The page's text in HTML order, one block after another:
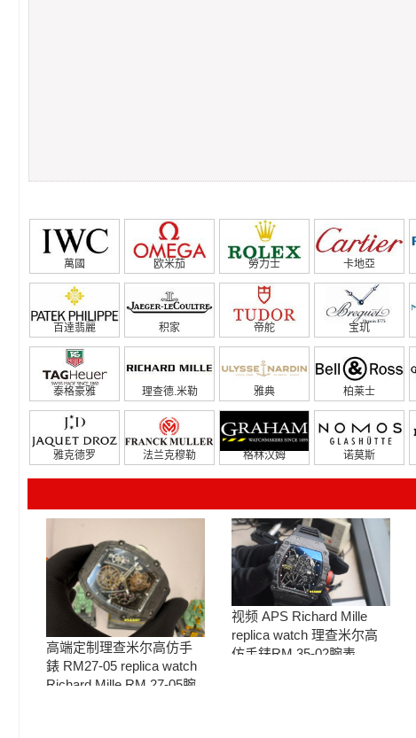
萬國 欧米茄 勞力士 卡地亞
百達翡麗 积家 帝舵 宝玑
泰格豪雅 理查德.米勒 雅典 柏莱士
雅克德罗 法兰克穆勒 格林汉姆 诺莫斯
高端定制理查米尔高仿手
錶 RM27-05 replica watch
Richard Mille RM 27-05腕
视频 APS Richard Mille
replica watch 理查米尔高
仿手錶RM 35-02腕表